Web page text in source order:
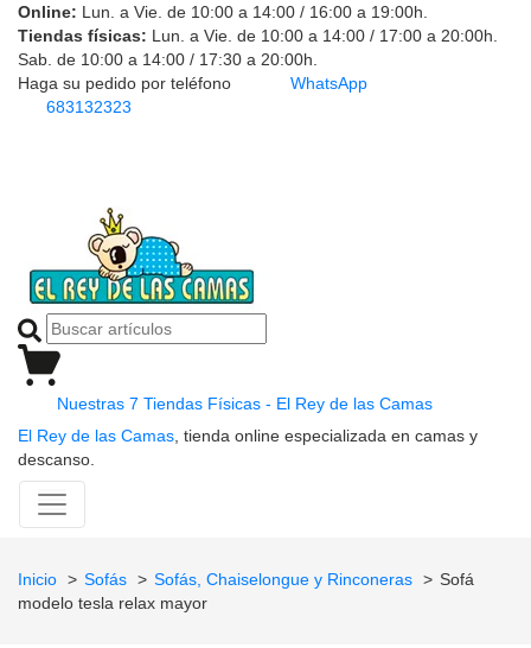
Online: Lun. a Vie. de 10:00 a 14:00 / 16:00 a 19:00h.
Tiendas físicas: Lun. a Vie. de 10:00 a 14:00 / 17:00 a 20:00h.
Sab. de 10:00 a 14:00 / 17:30 a 20:00h.
Haga su pedido por teléfono
683132323
WhatsApp
Nuestras 7 Tiendas Físicas - El Rey de las Camas
El Rey de las Camas , tienda online especializada en camas y
descanso.
Inicio Sofás Sofás, Chaiselongue y Rinconeras
Sofá
modelo tesla relax mayor